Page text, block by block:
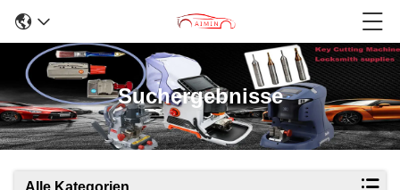
Suchergebnisse
Alle Kategorien